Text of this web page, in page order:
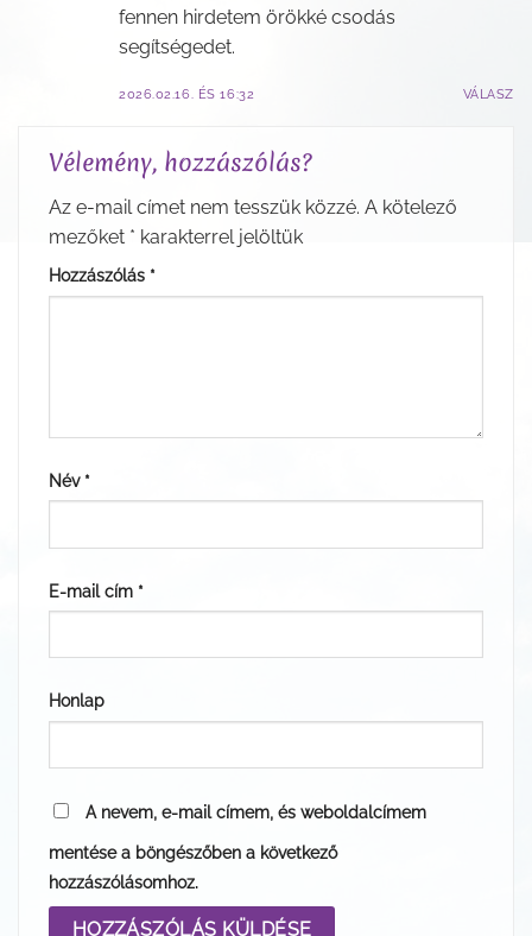
fennen hirdetem örökké csodás
segítségedet.
2026.02.16. ÉS 16:32 VÁLASZ
Vélemény, hozzászólás?
Az e-mail címet nem tesszük közzé. A kötelező
mezőket * karakterrel jelöltük
Hozzászólás *
Név *
E-mail cím *
Honlap
A nevem, e-mail címem, és weboldalcímem
mentése a böngészőben a következő
hozzászólásomhoz.